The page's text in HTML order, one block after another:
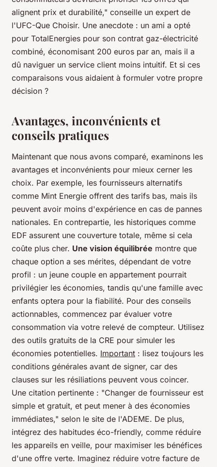
alignent prix et durabilité," conseille un expert de
l'UFC-Que Choisir. Une anecdote : un ami a opté
pour TotalEnergies pour son contrat gaz-électricité
combiné, économisant 200 euros par an, mais il a
dû naviguer un service client moins intuitif. Et si ces
comparaisons vous aidaient à formuler votre propre
décision ?
Avantages, inconvénients et
conseils pratiques
Maintenant que nous avons comparé, examinons les
avantages et inconvénients pour mieux cerner les
choix. Par exemple, les fournisseurs alternatifs
comme Mint Energie offrent des tarifs bas, mais ils
peuvent avoir moins d'expérience en cas de pannes
nationales. En contrepartie, les historiques comme
EDF assurent une couverture totale, même si cela
coûte plus cher. Une vision équilibrée montre que
chaque option a ses mérites, dépendant de votre
profil : un jeune couple en appartement pourrait
privilégier les économies, tandis qu'une famille avec
enfants optera pour la fiabilité. Pour des conseils
actionnables, commencez par évaluer votre
consommation via votre relevé de compteur. Utilisez
des outils gratuits de la CRE pour simuler les
économies potentielles. Important : lisez toujours les
conditions générales avant de signer, car des
clauses sur les résiliations peuvent vous coincer.
Une citation pertinente : "Changer de fournisseur est
simple et gratuit, et peut mener à des économies
immédiates," selon le site de l'ADEME. De plus,
intégrez des habitudes éco-friendly, comme réduire
les appareils en veille, pour maximiser les bénéfices
d'une offre verte. Imaginez réduire votre facture de